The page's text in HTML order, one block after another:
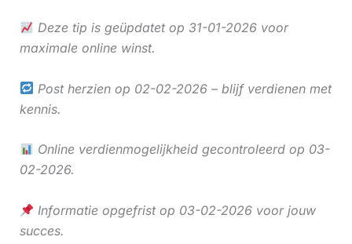
Deze tip is geüpdatet op 31-01-2026 voor
maximale online winst.
Post herzien op 02-02-2026 – blijf verdienen met
kennis.
Online verdienmogelijkheid gecontroleerd op 03-
02-2026.
Informatie opgefrist op 03-02-2026 voor jouw
succes.